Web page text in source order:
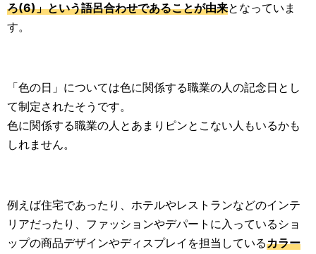
ろ(6)」という語呂合わせであることが由来となっていま
す。
「色の日」については色に関係する職業の人の記念日とし
て制定されたそうです。
色に関係する職業の人とあまりピンとこない人もいるかも
しれません。
例えば住宅であったり、ホテルやレストランなどのインテ
リアだったり、ファッションやデパートに入っているショ
ップの商品デザインやディスプレイを担当しているカラー